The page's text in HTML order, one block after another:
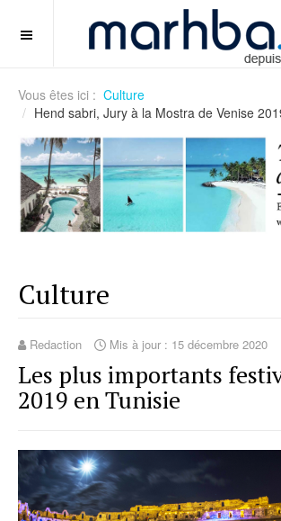
cara-memilih-meja-live-casino-untuk-pemula
OFF CANVAS
Vous êtes ici : Culture
Hend sabri, Jury à la Mostra de Venise
Culture
Redaction Mis à jour : 15 décembre 2020
Les plus importants
2019 en Tunisie